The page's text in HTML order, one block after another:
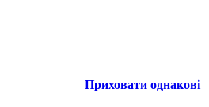
Приховати однакові